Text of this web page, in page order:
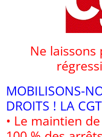
Ne laissons
MOBILISONS-
DROITS ! LA
• Le maintien